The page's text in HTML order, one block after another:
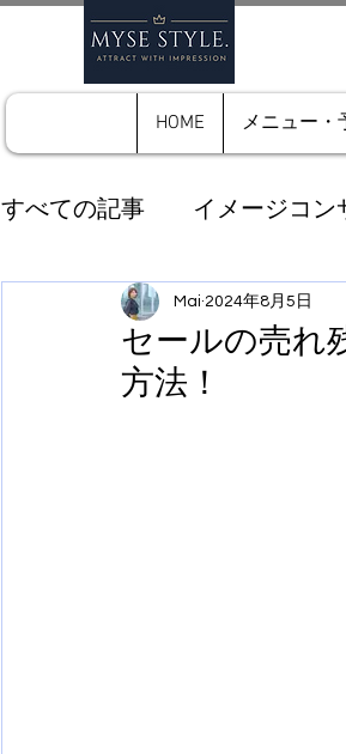
HOME メニュー・
すべての記事 イメージコン
クローゼット診断 私の
パーソナルカラー診断
セールの売れ
方法！
Mai 2024年8月5日